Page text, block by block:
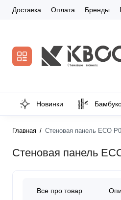
Доставка Оплата Бренды
Новинки
Главная Стеновая панель ECO
Стеновая панель
Все про товар